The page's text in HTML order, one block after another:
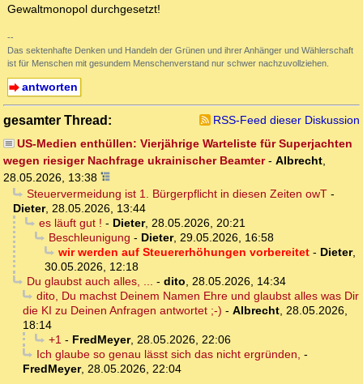
Gewaltmonopol durchgesetzt!
--
Das sektenhafte Denken und Handeln der Grünen und ihrer Anhänger und Wählerschaft
ist für Menschen mit gesundem Menschenverstand nur schwer nachzuvollziehen.
antworten
gesamter Thread:
RSS-Feed dieser Diskussion
US-Medien enthüllen: Vierjährige Warteliste für Superjachten
wegen riesiger Nachfrage ukrainischer Beamter- Albrecht,
28.05.2026, 13:38
Steuervermeidung ist 1. Bürgerpflicht in diesen Zeiten owT-
Dieter, 28.05.2026, 13:44
es läuft gut ! - Dieter, 28.05.2026, 20:21
Beschleunigung - Dieter, 29.05.2026, 16:58
wir werden auf Steuererhöhungen vorbereitet- Dieter,
30.05.2026, 12:18
Du glaubst auch alles, ... - dito, 28.05.2026, 14:34
dito, Du machst Deinem Namen Ehre und glaubst alles was Dir
die KI zu Deinen Anfragen antwortet ;-) - Albrecht, 28.05.2026,
18:14
+1- FredMeyer, 28.05.2026, 22:06
Ich glaube so genau lässt sich das nicht ergründen, -
FredMeyer, 28.05.2026, 22:04